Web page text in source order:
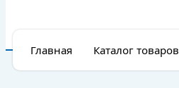
Главная Каталог товаров